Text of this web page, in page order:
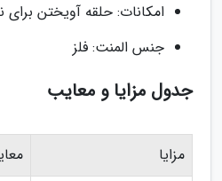
امکانات: حلقه آویختن برای
جنس المنت: فلز
جدول مزایا و معایب
مزایا